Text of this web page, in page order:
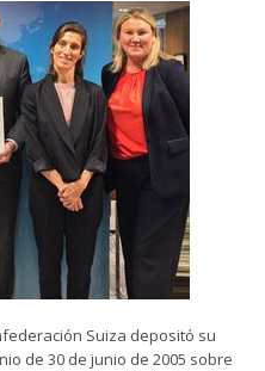
Suiza depositó su
de 30 de junio de 2005 sobre